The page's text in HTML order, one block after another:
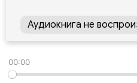
Аудиокнига не
00:00